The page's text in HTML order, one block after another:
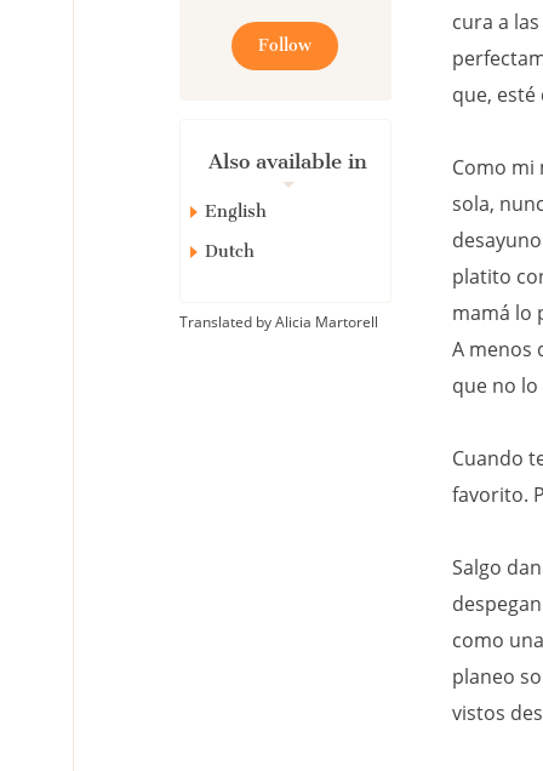
Follow
Also available in
English
Dutch
Translated by Alicia Martorell
cura a
que, esté
Como mi
sola,
platito
mamá lo
A menos
que no lo
Cuando
favorito.
Salgo
como
planeo
vistos